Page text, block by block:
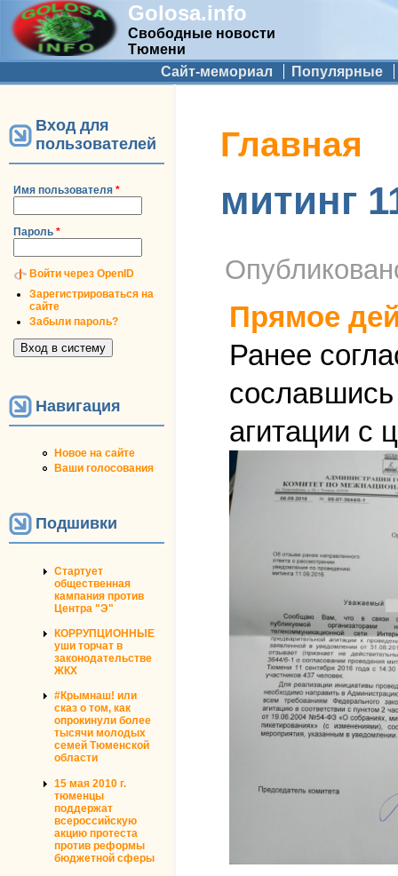
Golosa.info
Свободные новости
Тюмени
Дополнительное меню
Сайт-мемориал Популярные
Вход для
пользователей
Имя пользователя *
Пароль *
Войти через OpenID
Зарегистрироваться на
сайте
Забыли пароль?
Навигация
Новое на сайте
Ваши голосования
Подшивки
Стартует
общественная
кампания против
Центра "Э"
КОРРУПЦИОННЫЕ
уши торчат в
законодательстве
ЖКХ
#Крымнаш! или
сказ о том, как
опрокинули более
тысячи молодых
семей Тюменской
области
15 мая 2010 г.
тюменцы
поддержат
всероссийскую
акцию протеста
против реформы
бюджетной сферы
Вы здесь
Главная
митинг
Прямое
Ранее
сославшись
агитации с